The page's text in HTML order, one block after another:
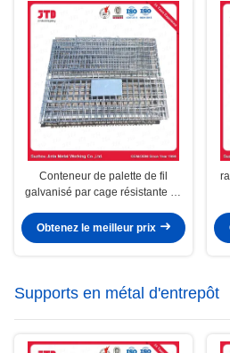
Conteneur de palette de fil
galvanisé par cage résistante de
Obtenez le meilleur prix
Supports en métal d'entrepôt